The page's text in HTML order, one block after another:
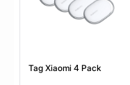
Tag Xiaomi 4 Pack